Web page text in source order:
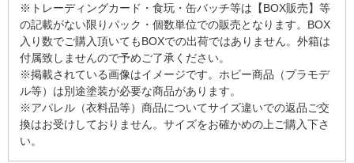
※トレーディングカード・食玩・缶バッチ等は【BOX販売】等
の記載がない限りパック・個数単位での販売となります。BOX
入り数でご購入頂いてもBOXでの出荷ではありません。外箱は
付属致しませんので予めご了承ください。
※掲載されている画像はイメージです。ホビー商品（プラモデ
ル等）は別途塗装が必要な商品があります。
※アパレル（衣料品等）商品についてサイズ違いでの返品ご交
換はお受けしておりません。サイズをお確かめの上ご購入下さ
い。